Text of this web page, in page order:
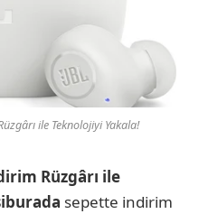
ile Teknolojiyi Yakala!
Rüzgârı ile
sepette indirim